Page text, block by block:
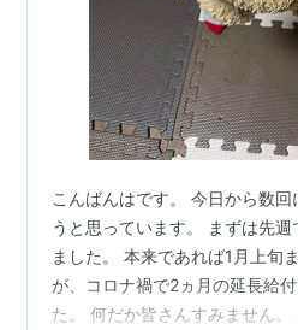
こんばんはです。 今日から数回
うと思っています。 まずは先
ました。 本来であれば1月上旬
が、コロナ禍で2ヵ月の延長給
た。 何だか皆さんすみません